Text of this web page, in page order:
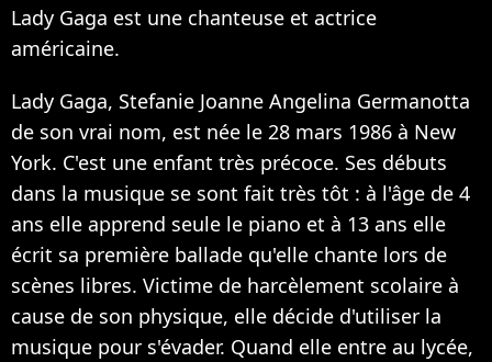
Lady Gaga est une chanteuse et actrice
américaine.
Lady Gaga, Stefanie Joanne Angelina Germanotta
de son vrai nom, est née le 28 mars 1986 à New
York. C'est une enfant très précoce. Ses débuts
dans la musique se sont fait très tôt : à l'âge de 4
ans elle apprend seule le piano et à 13 ans elle
écrit sa première ballade qu'elle chante lors de
scènes libres. Victime de harcèlement scolaire à
cause de son physique, elle décide d'utiliser la
musique pour s'évader. Quand elle entre au lycée,